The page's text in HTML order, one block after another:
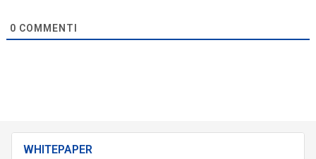
0 COMMENTI
WHITEPAPER